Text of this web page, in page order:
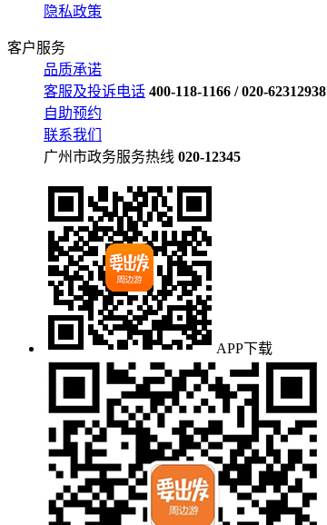
隐私政策
客户服务
品质承诺
客服及投诉电话 400-118-1166 / 020-62312938
自助预约
联系我们
广州市政务服务热线 020-12345
APP下载